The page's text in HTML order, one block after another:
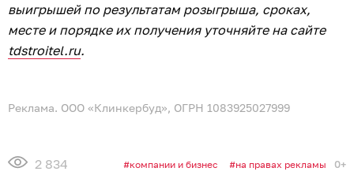
выигрышей по результатам розыгрыша, сроках,
месте и порядке их получения уточняйте на сайте
tdstroitel.ru.
Реклама. ООО «Клинкербуд», ОГРН 1083925027999
2 834 компании и бизнес на правах рекламы 0+